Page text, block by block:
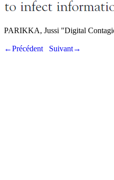
PARIKKA, Jussi "Digital
←Précédent Suivant→